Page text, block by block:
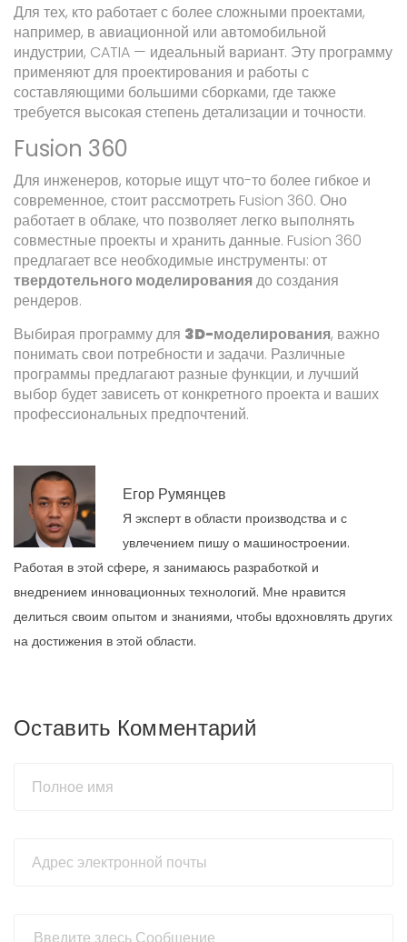
Для тех, кто работает с более сложными проектами,
например, в авиационной или автомобильной
индустрии, CATIA — идеальный вариант. Эту программу
применяют для проектирования и работы с
составляющими большими сборками, где также
требуется высокая степень детализации и точности.
Fusion 360
Для инженеров, которые ищут что-то более гибкое и
современное, стоит рассмотреть Fusion 360. Оно
работает в облаке, что позволяет легко выполнять
совместные проекты и хранить данные. Fusion 360
предлагает все необходимые инструменты: от
твердотельного моделированиядо создания
рендеров.
Выбирая программу для 3D-моделирования, важно
понимать свои потребности и задачи. Различные
программы предлагают разные функции, и лучший
выбор будет зависеть от конкретного проекта и ваших
профессиональных предпочтений.
Егор Румянцев
Я эксперт в области производства и с
увлечением пишу о машиностроении.
Работая в этой сфере, я занимаюсь разработкой и
внедрением инновационных технологий. Мне нравится
делиться своим опытом и знаниями, чтобы вдохновлять других
на достижения в этой области.
Оставить Комментарий